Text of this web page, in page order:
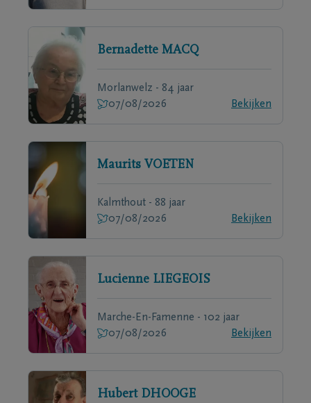
Bernadette MACQ
Morlanwelz - 84 jaar
07/08/2026
Bekijken
Maurits VOETEN
Kalmthout - 88 jaar
07/08/2026
Bekijken
Lucienne LIEGEOIS
Marche-En-Famenne - 102 jaar
07/08/2026
Bekijken
Hubert DHOOGE